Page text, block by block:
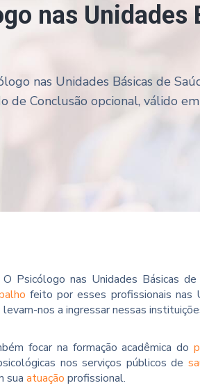
nas Unidades
nas Unidades Básicas de
de Conclusão opcional, válido
Psicólogo nas Unidades Básicas
feito por esses profissionais nas
nos a ingressar nessas
focar na formação acadêmica do
nos serviços públicos de
sua atuação profissional.